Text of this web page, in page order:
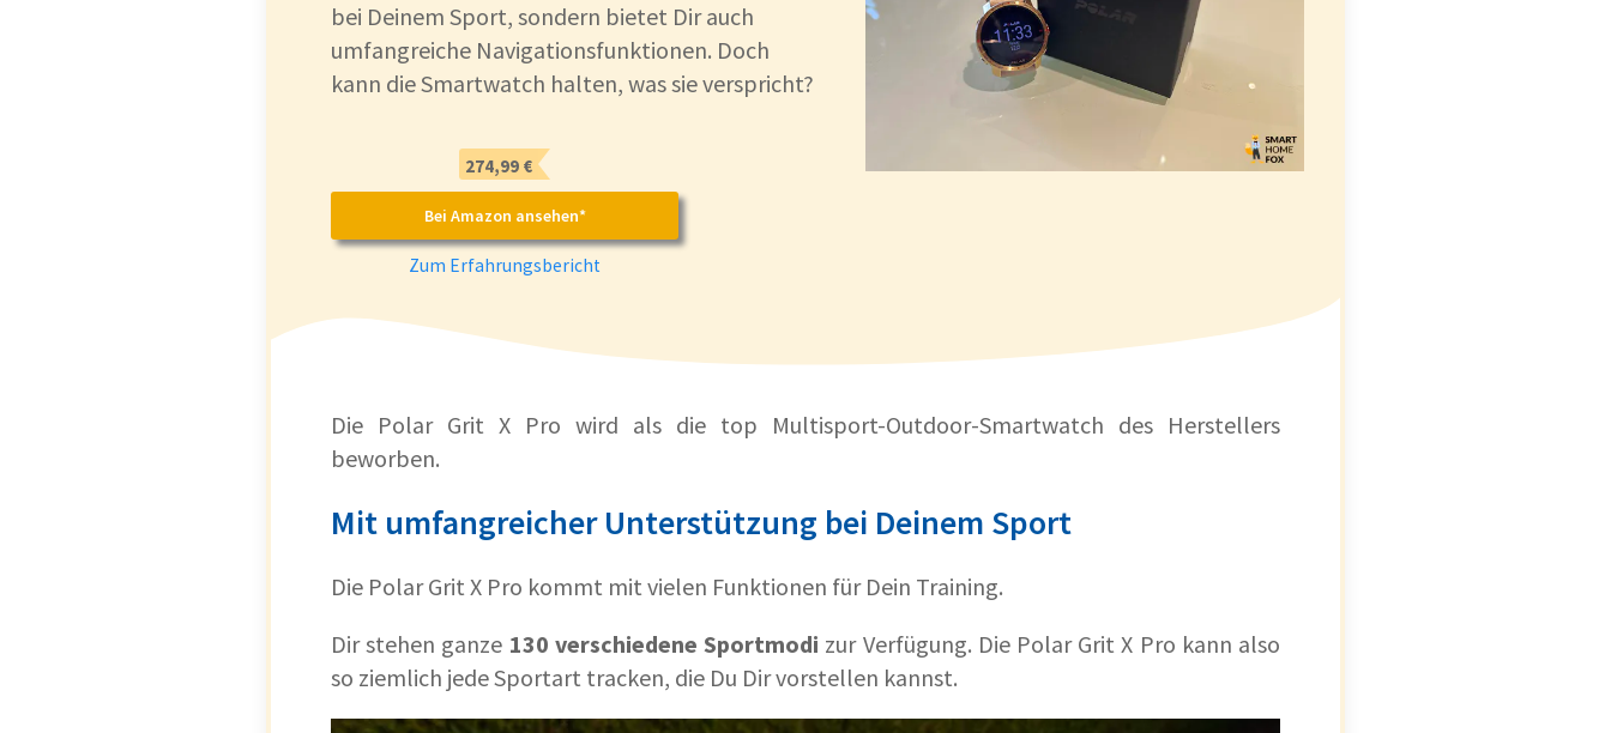
bei Deinem Sport, sondern bietet Dir auch
umfangreiche Navigationsfunktionen. Doch
kann die Smartwatch halten, was sie verspricht?
274,99 €
Bei Amazon ansehen*
Zum Erfahrungsbericht
Die Polar Grit X Pro wird als die top Multisport-Outdoor-Smartwatch des Herstellers
beworben.
Mit umfangreicher Unterstützung bei Deinem Sport
Die Polar Grit X Pro kommt mit vielen Funktionen für Dein Training.
Dir stehen ganze 130 verschiedene Sportmodi zur Verfügung. Die Polar Grit X Pro kann also
so ziemlich jede Sportart tracken, die Du Dir vorstellen kannst.